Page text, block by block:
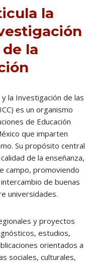
la
la
y la Investigación de las
es un organismo
de Educación
que imparten
Su propósito central
de la enseñanza,
campo, promoviendo
de buenas
universidades.
y proyectos
estudios,
orientados a
sociales, culturales,